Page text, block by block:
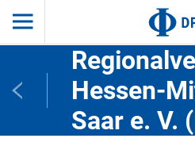
Hessen-
Saar e. V.